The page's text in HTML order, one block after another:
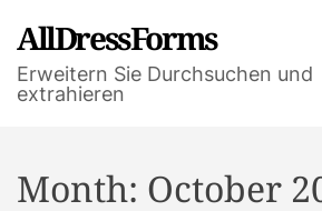
AllDressForms
Erweitern Sie Durchsuchen und
extrahieren
Month: October